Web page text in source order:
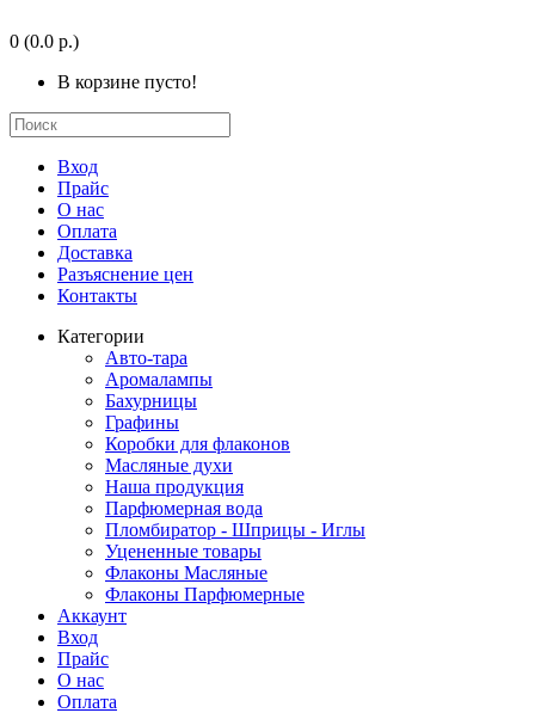
0 (0.0 р.)
В корзине пусто!
Вход
Прайс
О нас
Оплата
Доставка
Разъяснение цен
Контакты
Категории
Авто-тара
Аромалампы
Бахурницы
Графины
Коробки для флаконов
Масляные духи
Наша продукция
Парфюмерная вода
Пломбиратор - Шприцы - Иглы
Уцененные товары
Флаконы Масляные
Флаконы Парфюмерные
Аккаунт
Вход
Прайс
О нас
Оплата